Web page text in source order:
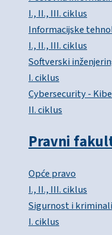
I., II., III. ciklus
Informacijske
I., II., III. ciklus
Softverski
I. ciklus
Cybersecurity -
II. ciklus
Pravni
Opće pravo
I., II., III. ciklus
Sigurnost i
I. ciklus